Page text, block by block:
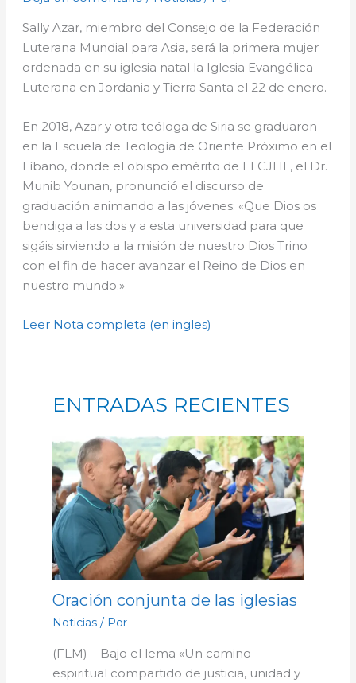
Sally Azar, miembro del Consejo de la Federación
Luterana Mundial para Asia, será la primera mujer
ordenada en su iglesia natal la Iglesia Evangélica
Luterana en Jordania y Tierra Santa el 22 de enero.
En 2018, Azar y otra teóloga de Siria se graduaron
en la Escuela de Teología de Oriente Próximo en el
Líbano, donde el obispo emérito de ELCJHL, el Dr.
Munib Younan, pronunció el discurso de
graduación animando a las jóvenes: «Que Dios os
bendiga a las dos y a esta universidad para que
sigáis sirviendo a la misión de nuestro Dios Trino
con el fin de hacer avanzar el Reino de Dios en
nuestro mundo.»
Leer Nota completa (en ingles)
ENTRADAS RECIENTES
Oración conjunta de las iglesias
Noticias/ Por
(FLM) – Bajo el lema «Un camino
espiritual compartido de justicia, unidad y